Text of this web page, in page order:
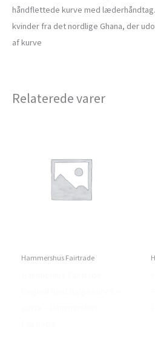
håndflettede kurve med
kvinder fra det nordlige Ghana, der
af kurve
Relaterede varer
Hammershus Fairtrade